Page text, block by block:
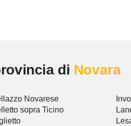
di Novara
Novarese
sopra Ticino